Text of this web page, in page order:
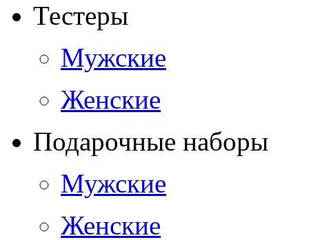
Тестеры
Мужские
Женские
Подарочные наборы
Мужские
Женские